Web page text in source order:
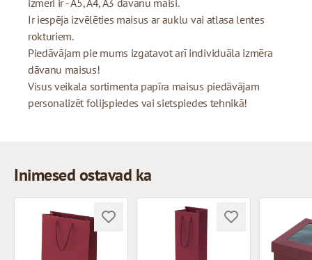
izmēri ir - A5, A4, A3 dāvanu maisi.
Ir iespēja izvēlēties maisus ar auklu vai atlasa lentes
rokturiem.
Piedāvājam pie mums izgatavot arī individuāla izmēra
dāvanu maisus!
Visus veikala sortimenta papīra maisus piedāvājam
personalizēt folijspiedes vai sietspiedes tehnikā!
Inimesed ostavad ka